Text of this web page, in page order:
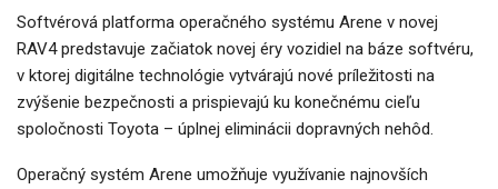
Softvérová platforma operačného systému Arene v novej
RAV4 predstavuje začiatok novej éry vozidiel na báze softvéru,
v ktorej digitálne technológie vytvárajú nové príležitosti na
zvýšenie bezpečnosti a prispievajú ku konečnému cieľu
spoločnosti Toyota – úplnej eliminácii dopravných nehôd.
Operačný systém Arene umožňuje využívanie najnovších